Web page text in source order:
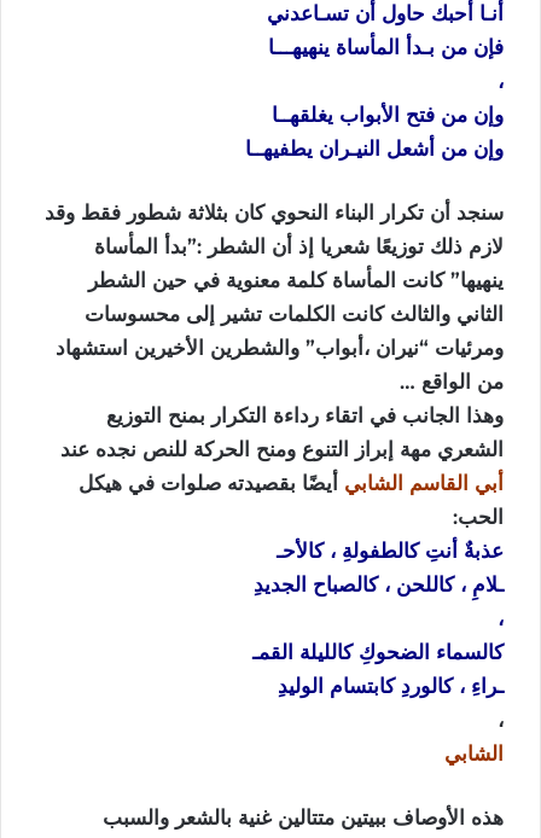
أنـا أحبك حاول أن تسـاعدني
فإن من بـدأ المأساة ينهيهـــا
،
وإن من فتح الأبواب يغلقهــا
وإن من أشعل النيـران يطفيهــا
سنجد أن تكرار البناء النحوي كان بثلاثة شطور فقط وقد
لازم ذلك توزيعًا شعريا إذ أن الشطر :”بدأ المأساة
ينهيها” كانت المأساة كلمة معنوية في حين الشطر
الثاني والثالث كانت الكلمات تشير إلى محسوسات
ومرئيات “نيران ،أبواب” والشطرين الأخيرين استشهاد
من الواقع …
وهذا الجانب في اتقاء رداءة التكرار بمنح التوزيع
الشعري مهة إبراز التنوع ومنح الحركة للنص نجده عند
أبي القاسم الشابي أيضًا بقصيدته صلوات في هيكل
الحب:
عذبةٌ أنتِ كالطفولةِ ، كالأحـ
ـلامِ ، كاللحن ، كالصباح الجديدِ
،
كالسماء الضحوكِ كالليلة القمـ
ـراءِ ، كالوردِ كابتسام الوليدِ
،
الشابي
هذه الأوصاف ببيتين متتالين غنية بالشعر والسبب